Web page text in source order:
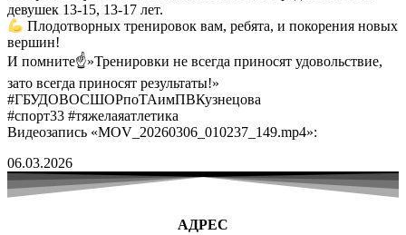
девушек 13-15, 13-17 лет.
Плодотворных тренировок вам, ребята, и покорения новых
вершин!
И помните☝️»Тренировки не всегда приносят удовольствие,
зато всегда приносят результаты!»
#ГБУДОВОСШОРпоТАимПВКузнецова
#спорт33 #тяжелаяатлетика
Видеозапись «MOV_20260306_010237_149.mp4»:
06.03.2026
АДРЕС